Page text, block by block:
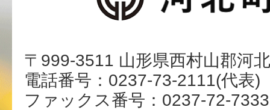
〒999-3511 山形県西村山郡河
電話番号：0237-73-2111(代表)
ファックス番号：0237-72-7333